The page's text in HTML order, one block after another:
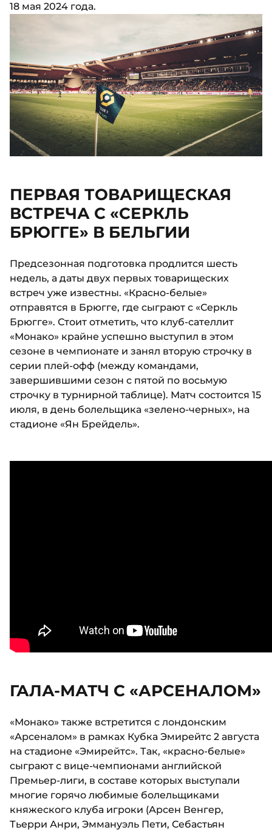
18 мая 2024 года.
ПЕРВАЯ ТОВАРИЩЕСКАЯ
ВСТРЕЧА С «СЕРКЛЬ
БРЮГГЕ» В БЕЛЬГИИ
Предсезонная подготовка продлится шесть
недель, а даты двух первых товарищеских
встреч уже известны. «Красно-белые»
отправятся в Брюгге, где сыграют с «Серкль
Брюгге». Стоит отметить, что клуб-сателлит
«Монако» крайне успешно выступил в этом
сезоне в чемпионате и занял вторую строчку в
серии плей-офф (между командами,
завершившими сезон с пятой по восьмую
строчку в турнирной таблице). Матч состоится 15
июля, в день болельщика «зелено-черных», на
стадионе «Ян Брейдель».
ГАЛА-МАТЧ С «АРСЕНАЛОМ»
«Монако» также встретится с лондонским
«Арсеналом» в рамках Кубка Эмирейтс 2 августа
на стадионе «Эмирейтс». Так, «красно-белые»
сыграют с вице-чемпионами английской
Премьер-лиги, в составе которых выступали
многие горячо любимые болельщиками
княжеского клуба игроки (Арсен Венгер,
Тьерри Анри, Эммануэль Пети, Себастьян